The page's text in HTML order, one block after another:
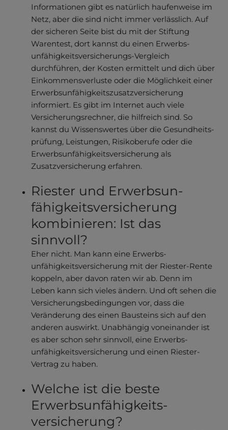
Informationen gibt es natürlich haufenweise im
Netz, aber die sind nicht immer verlässlich. Auf
der sicheren Seite bist du mit der Stiftung
Warentest, dort kannst du einen Erwerbs­
unfähigkeitsver­sicherungs-Vergleich
durchführen, der Kosten ermittelt und dich über
Einkommens­verluste oder die Möglichkeit einer
Erwerbs­unfähig­keitszusatzver­sicherung
informiert. Es gibt im Internet auch viele
Versicherungs­rechner, die hilfreich sind. So
kannst du Wissenswertes über die Gesundheits­
prüfung, Leistungen, Risikoberufe oder die
Erwerbs­unfähigkeits­versiche­rung als
Zusatzversicherung erfahren.
Riester und Erwerbsun­
fähigkeitsver­sicherung
kombinieren: Ist das
sinnvoll?
Eher nicht. Man kann eine Erwerbs­
unfähigkeitsver­sicherung mit der Riester-Rente
koppeln, aber davon raten wir ab. Denn im
Leben kann sich vieles ändern. Und oft sehen die
Versicherungs­bedingungen vor, dass die
Veränderung des einen Bausteins sich auf den
anderen auswirkt. Unabhängig voneinander ist
es aber schon sehr sinnvoll, eine Erwerbs­
unfähigkeitsver­sicherung und einen Riester-
Vertrag zu haben.
Welche ist die beste
Erwerbsun­fähigkeits­
versicherung?